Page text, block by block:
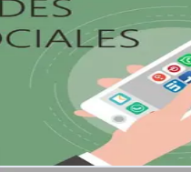
crean sitios web y estrategias